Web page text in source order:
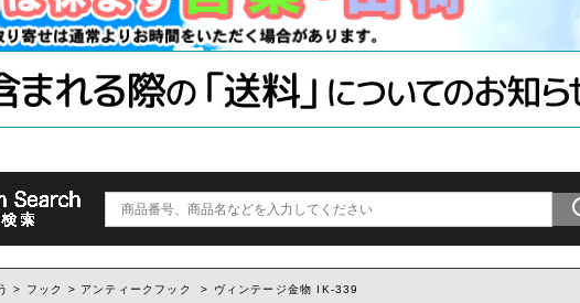
み木材UROCO
石膏ボード用アンカー
棚柱
コンクリート等用アンカー
1×4、2×4の木材専用連結金具
「ジョイントプレート」
(ダルトン)
(ダルトン)
(ダルトン)
> フック > アンティークフック > ヴィンテージ金物 IK-339